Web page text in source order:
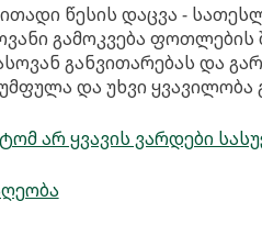
წესის დაცვა -
გამოკვება
განვითარებას და
და უხვი ყვავილობა
არ ყვავის ვარდები